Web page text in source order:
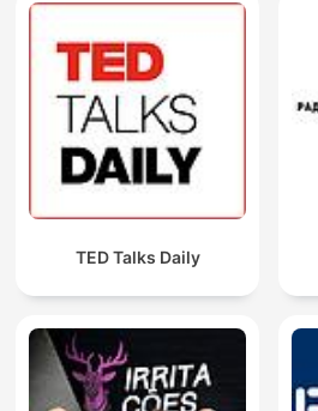
TED Talks Daily